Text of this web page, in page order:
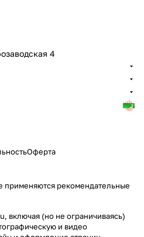
4
Оферта
применяются рекомендательные
включая (но не ограничиваясь)
и видео